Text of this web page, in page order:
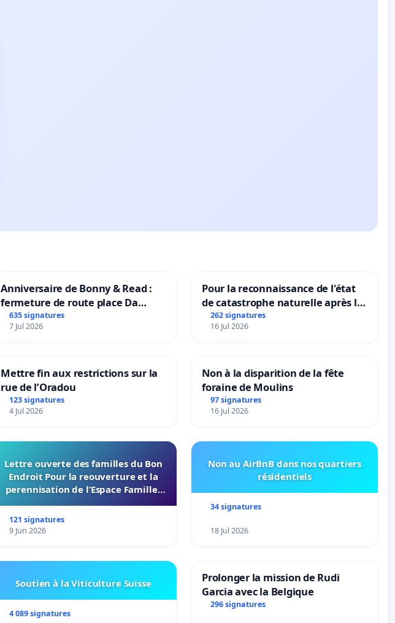
Anniversaire de Bonny & Read :
fermeture de route place Da
Maya M
635 signatures
7 Jul 2026
Pour la reconnaissance de l'état
de catastrophe naturelle après la
grêle du 15 juillet 2026 à Aubenas
et ses alentours
262 signatures
16 Jul 2026
Mettre fin aux restrictions sur la
rue de l’Oradou
123 signatures
4 Jul 2026
Non à la disparition de la fête
foraine de Moulins
97 signatures
16 Jul 2026
Lettre ouverte des familles du Bon
Endroit Pour la reouverture et la
perennisation de l’Espace Familles
121 signatures
9 Jun 2026
Non au AirBnB dans nos quartiers
résidentiels
34 signatures
18 Jul 2026
Soutien à la Viticulture Suisse
4 089 signatures
Prolonger la mission de Rudi
Garcia avec la Belgique
296 signatures